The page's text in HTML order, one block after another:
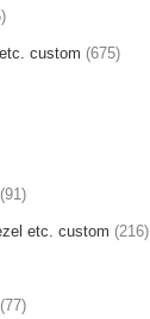
custom (675)
(91)
etc. custom (216)
(77)